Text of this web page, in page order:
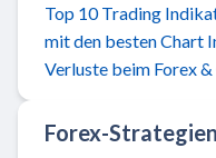
Top 10 Trading
mit den besten Chart
Verluste beim Forex
Forex-Strategien